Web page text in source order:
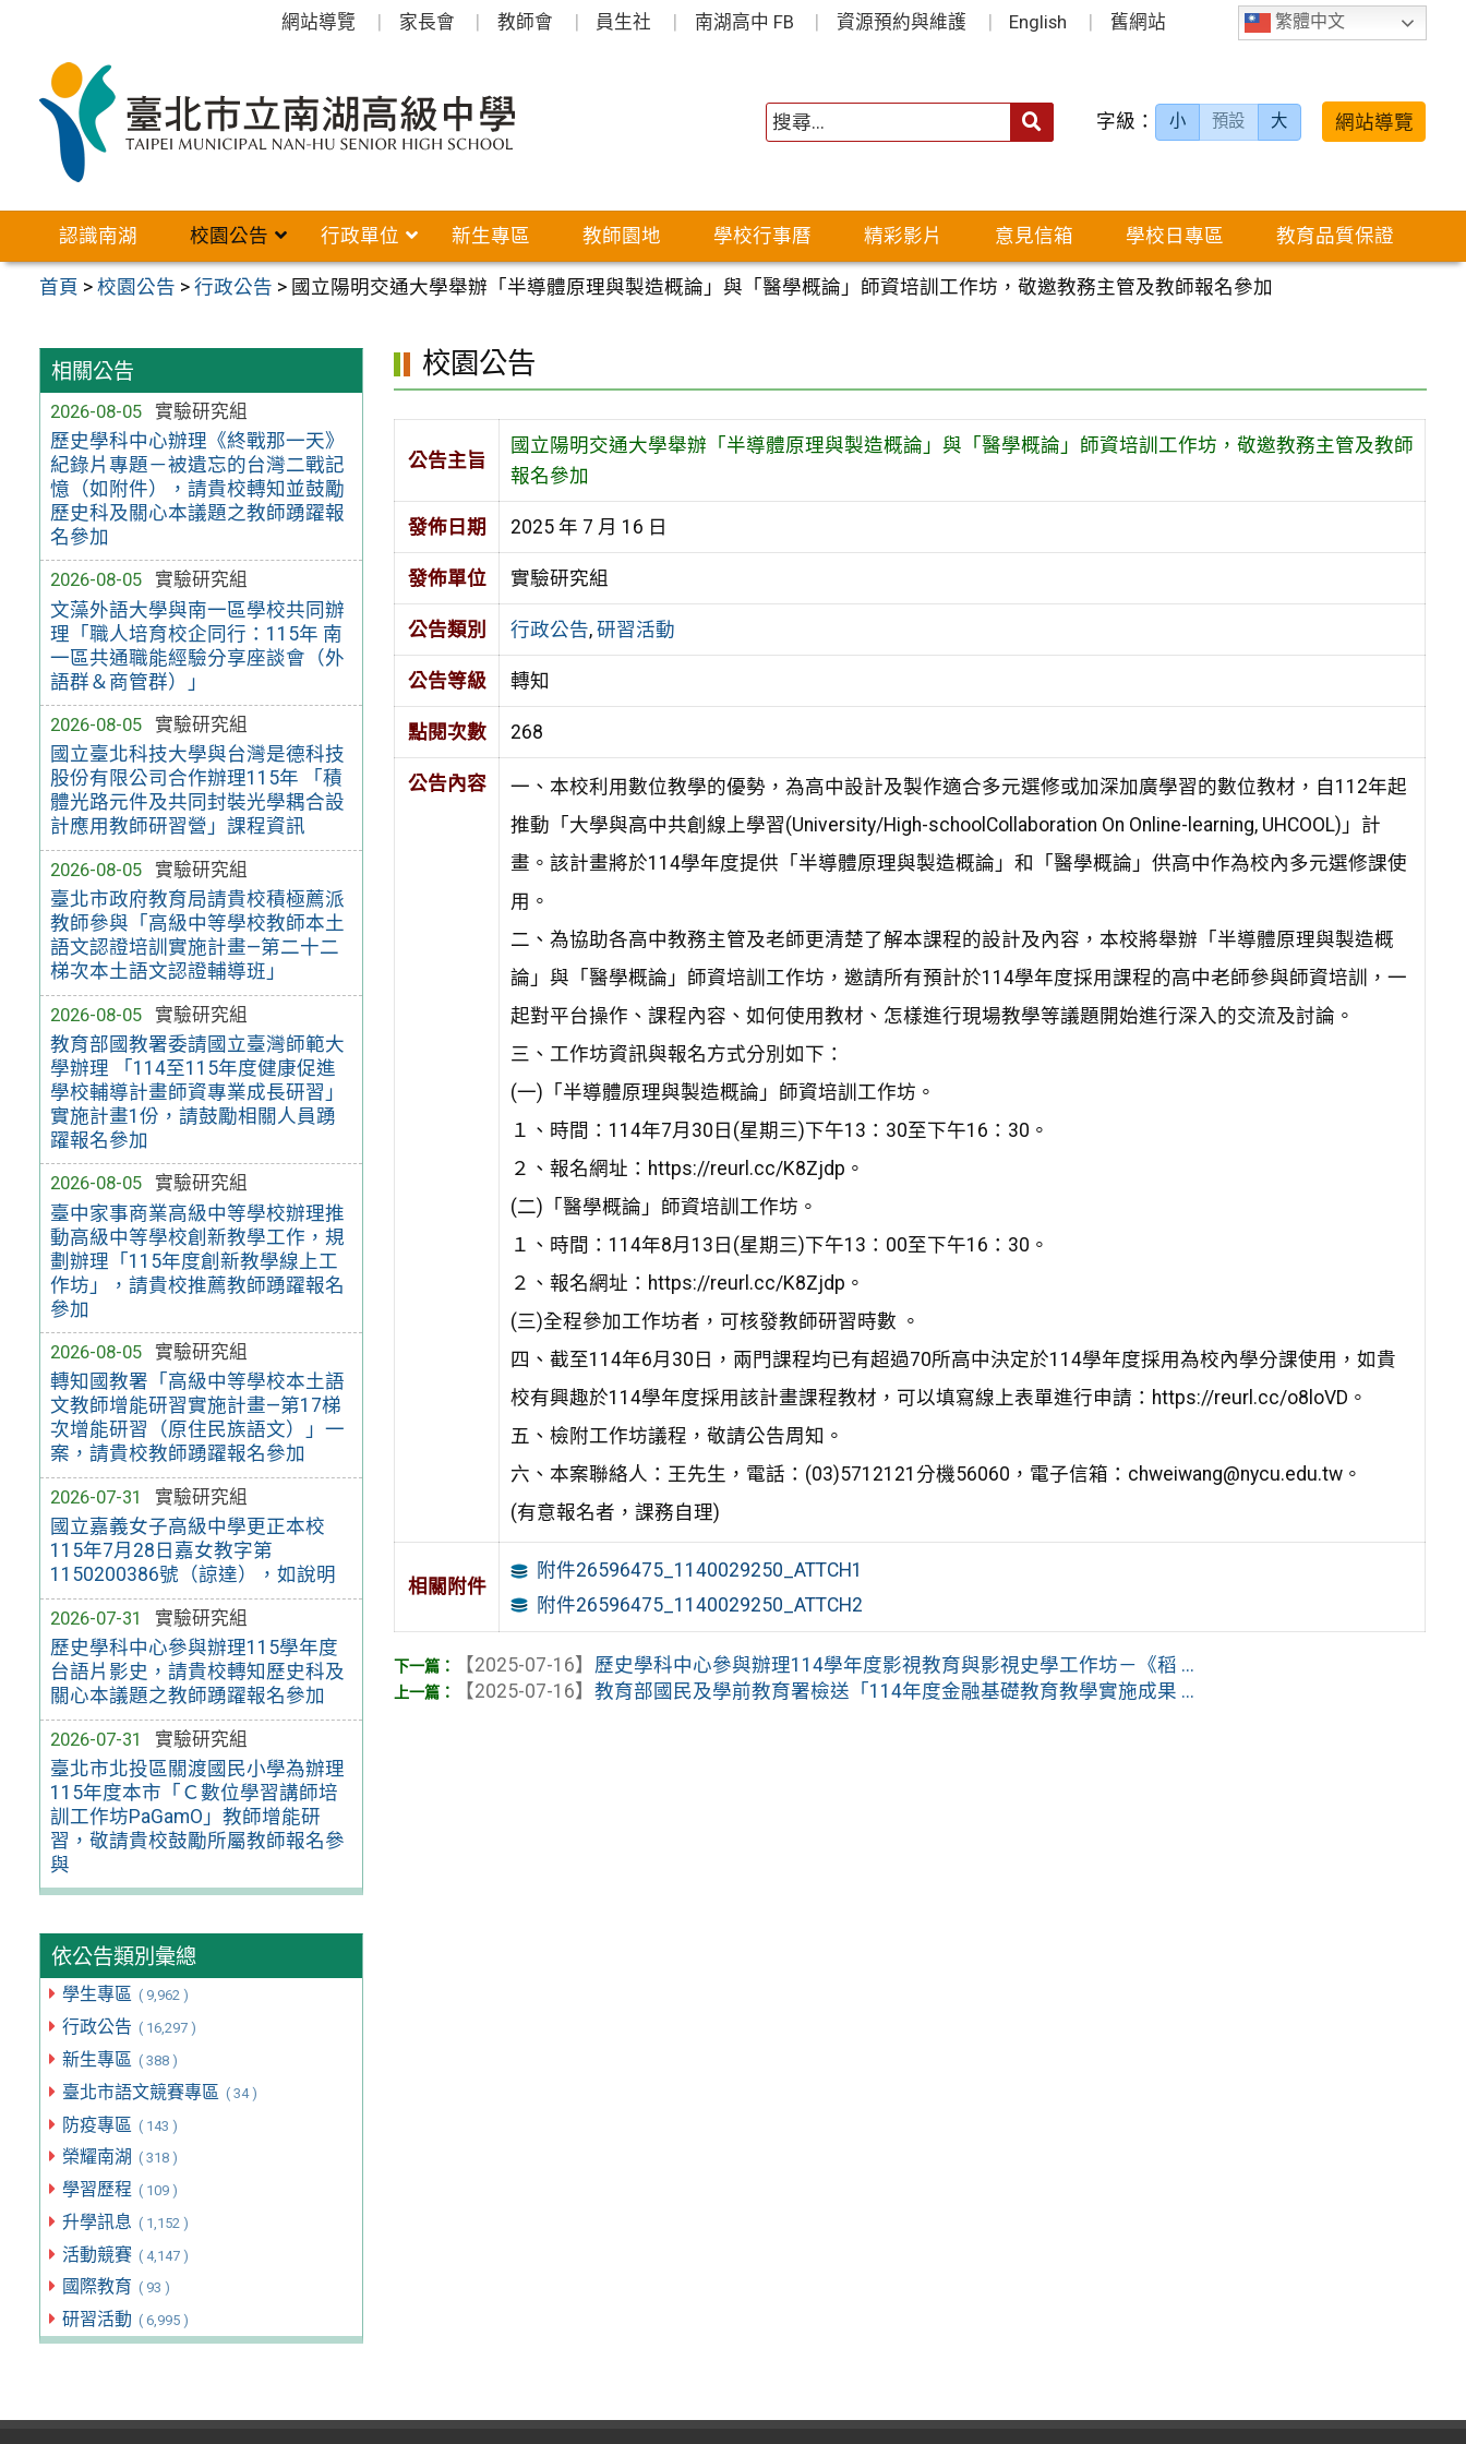
繁體中文
網站導覽 家長會 教師會 員生社 南湖高中 FB 資源預約與維護 English 舊網站
字級： 小 預設 大 網站導覽
認識南湖 校園公告 行政單位 新生專區 教師園地 學校行事曆 精彩影片 意見信箱 學校日專區 教育品質保證
首頁 >校園公告 >行政公告 > 國立陽明交通大學舉辦「半導體原理與製造概論」與「醫學概論」師資培訓工作坊，敬邀教務主管及教師報名參加
相關公告
2026-08-05
實驗研究組
歷史學科中心辦理《終戰那一天》
紀錄片專題－被遺忘的台灣二戰記
憶（如附件），請貴校轉知並鼓勵
歷史科及關心本議題之教師踴躍報
名參加
2026-08-05
實驗研究組
文藻外語大學與南一區學校共同辦
理「職人培育校企同行：115年 南
一區共通職能經驗分享座談會（外
語群＆商管群）」
2026-08-05
實驗研究組
國立臺北科技大學與台灣是德科技
股份有限公司合作辦理115年 「積
體光路元件及共同封裝光學耦合設
計應用教師研習營」課程資訊
2026-08-05
實驗研究組
臺北市政府教育局請貴校積極薦派
教師參與「高級中等學校教師本土
語文認證培訓實施計畫—第二十二
梯次本土語文認證輔導班」
2026-08-05
實驗研究組
教育部國教署委請國立臺灣師範大
學辦理 「114至115年度健康促進
學校輔導計畫師資專業成長研習」
實施計畫1份，請鼓勵相關人員踴
躍報名參加
2026-08-05
實驗研究組
臺中家事商業高級中等學校辦理推
動高級中等學校創新教學工作，規
劃辦理「115年度創新教學線上工
作坊」，請貴校推薦教師踴躍報名
參加
2026-08-05
實驗研究組
轉知國教署「高級中等學校本土語
文教師增能研習實施計畫—第17梯
次增能研習（原住民族語文）」一
案，請貴校教師踴躍報名參加
2026-07-31
實驗研究組
國立嘉義女子高級中學更正本校
115年7月28日嘉女教字第
1150200386號（諒達），如說明
2026-07-31
實驗研究組
歷史學科中心參與辦理115學年度
台語片影史，請貴校轉知歷史科及
關心本議題之教師踴躍報名參加
2026-07-31
實驗研究組
臺北市北投區關渡國民小學為辦理
115年度本市「Ｃ數位學習講師培
訓工作坊PaGamO」教師增能研
習，敬請貴校鼓勵所屬教師報名參
與
依公告類別彙總
學生專區 ( 9,962 )
行政公告 ( 16,297 )
新生專區 ( 388 )
臺北市語文競賽專區 ( 34 )
防疫專區 ( 143 )
榮耀南湖 ( 318 )
學習歷程 ( 109 )
升學訊息 ( 1,152 )
活動競賽 ( 4,147 )
國際教育 ( 93 )
研習活動 ( 6,995 )
校園公告
公告主旨
國立陽明交通大學舉辦「半導體原理與製造概論」與「醫學概論」師資培訓工作坊，敬邀教務主管及教師
報名參加
發佈日期 2025 年 7 月 16 日
發佈單位 實驗研究組
公告類別 行政公告, 研習活動
公告等級 轉知
點閱次數 268
公告內容
一、本校利用數位教學的優勢，為高中設計及製作適合多元選修或加深加廣學習的數位教材，自112年起
推動「大學與高中共創線上學習(University/High-schoolCollaboration On Online-learning, UHCOOL)」計
畫。該計畫將於114學年度提供「半導體原理與製造概論」和「醫學概論」供高中作為校內多元選修課使
用。
二、為協助各高中教務主管及老師更清楚了解本課程的設計及內容，本校將舉辦「半導體原理與製造概
論」與「醫學概論」師資培訓工作坊，邀請所有預計於114學年度採用課程的高中老師參與師資培訓，一
起對平台操作、課程內容、如何使用教材、怎樣進行現場教學等議題開始進行深入的交流及討論。
三、工作坊資訊與報名方式分別如下：
(一)「半導體原理與製造概論」師資培訓工作坊。
１、時間：114年7月30日(星期三)下午13：30至下午16：30。
２、報名網址：https://reurl.cc/K8Zjdp。
(二)「醫學概論」師資培訓工作坊。
１、時間：114年8月13日(星期三)下午13：00至下午16：30。
２、報名網址：https://reurl.cc/K8Zjdp。
(三)全程參加工作坊者，可核發教師研習時數 。
四、截至114年6月30日，兩門課程均已有超過70所高中決定於114學年度採用為校內學分課使用，如貴
校有興趣於114學年度採用該計畫課程教材，可以填寫線上表單進行申請：https://reurl.cc/o8loVD。
五、檢附工作坊議程，敬請公告周知。
六、本案聯絡人：王先生，電話：(03)5712121分機56060，電子信箱：chweiwang@nycu.edu.tw。
(有意報名者，課務自理)
相關附件
附件26596475_1140029250_ATTCH1
附件26596475_1140029250_ATTCH2
【2025-07-16】 歷史學科中心參與辦理114學年度影視教育與影視史學工作坊－《稻 ...
【2025-07-16】教育部國民及學前教育署檢送「114年度金融基礎教育教學實施成果 ...